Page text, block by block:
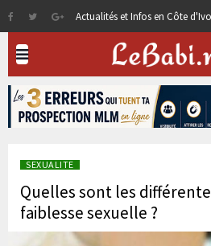
Actualités et Infos en Côte
SEXUALITE
Quelles sont les
faiblesse sexuelle ?